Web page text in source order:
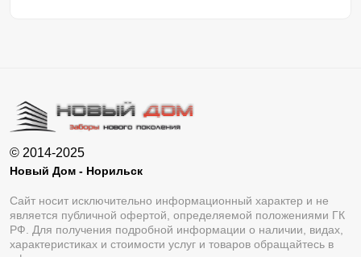
© 2014-2025
Новый Дом - Норильск
Сайт носит исключительно информационный характер и не
является публичной офертой, определяемой положениями ГК
РФ. Для получения подробной информации о наличии, видах,
характеристиках и стоимости услуг и товаров обращайтесь в